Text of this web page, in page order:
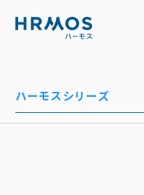
ハーモスシリーズ